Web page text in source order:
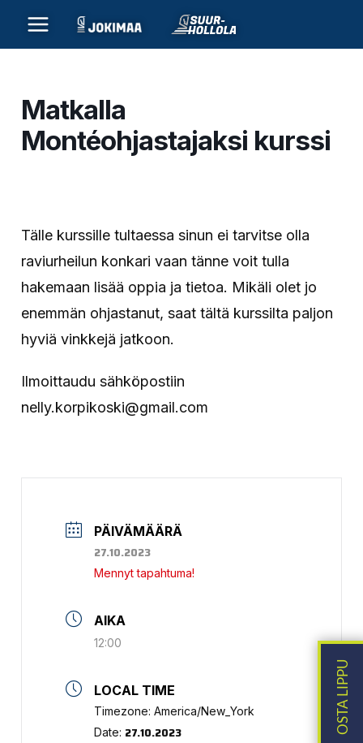
sisältöön
Matkalla
Montéohjastajaksi kurssi
Tälle kurssille tultaessa sinun ei tarvitse olla
raviurheilun konkari vaan tänne voit tulla
hakemaan lisää oppia ja tietoa. Mikäli olet jo
enemmän ohjastanut, saat tältä kurssilta paljon
hyviä vinkkejä jatkoon.
Ilmoittaudu sähköpostiin
nelly.korpikoski@gmail.com
PÄIVÄMÄÄRÄ
27.10.2023
Mennyt tapahtuma!
AIKA
12:00
LOCAL TIME
Timezone:America/New_York
Date: 27.10.2023